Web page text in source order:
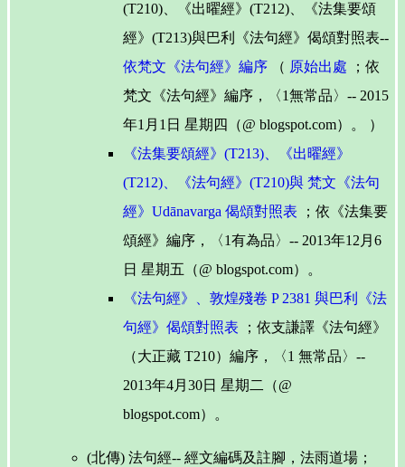
(T210)、《出曜經》(T212)、《法集要頌
經》(T213)與巴利《法句經》偈頌對照表--
依梵文《法句經》編序 （ 原始出處 ；依
梵文《法句經》編序，〈1無常品〉-- 2015
年1月1日 星期四（@ blogspot.com）。 ）
《法集要頌經》(T213)、《出曜經》
(T212)、《法句經》(T210)與 梵文《法句
經》Udānavarga 偈頌對照表 ；依《法集要
頌經》編序，〈1有為品〉-- 2013年12月6
日 星期五（@ blogspot.com）。
《法句經》、敦煌殘卷 P 2381 與巴利《法
句經》偈頌對照表 ；依支謙譯《法句經》
（大正藏 T210）編序，〈1 無常品〉--
2013年4月30日 星期二（@
blogspot.com）。
(北傳) 法句經-- 經文編碼及註腳，法雨道場；